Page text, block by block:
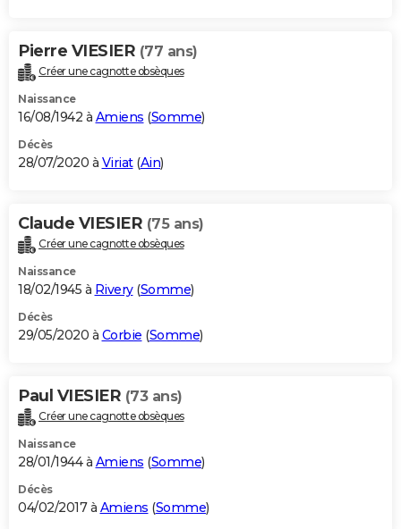
Pierre VIESIER (77 ans)
Créer une cagnotte obsèques
Naissance
16/08/1942 à Amiens (Somme)
Décès
28/07/2020 à Viriat(Ain)
Claude VIESIER (75 ans)
Créer une cagnotte obsèques
Naissance
18/02/1945 à Rivery(Somme)
Décès
29/05/2020 à Corbie (Somme)
Paul VIESIER (73 ans)
Créer une cagnotte obsèques
Naissance
28/01/1944 à Amiens (Somme)
Décès
04/02/2017 à Amiens (Somme)